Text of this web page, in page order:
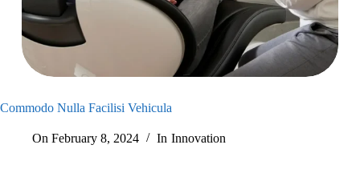
Commodo Nulla Facilisi Vehicula
On February 8, 2024 In Innovation